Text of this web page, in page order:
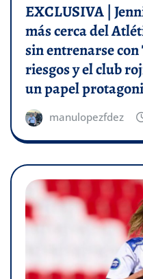
EXCLUSIVA |
más cerca del
sin entrenarse
riesgos y el club
un papel
manulopezfdez